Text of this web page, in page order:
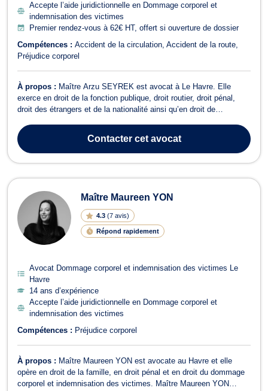
Accepte l’aide juridictionnelle en Dommage corporel et
indemnisation des victimes
Premier rendez-vous à 62€ HT, offert si ouverture de dossier
Compétences : Accident de la circulation Accident de la route
Préjudice corporel
À propos : Maître Arzu SEYREK est avocat à Le Havre. Elle
exerce en droit de la fonction publique, droit routier, droit pénal,
droit des étrangers et de la nationalité ainsi qu’en droit de
accompagne en droit de la fonction publique pour les questions
relatives à la gestio...Contactercet avocat
Maître Maureen YON
4.3 (7 avis)
Répond rapidement
Avocat Dommage corporel et indemnisation des victimes Le
Havre
14 ans d’expérience
Accepte l’aide juridictionnelle en Dommage corporel et
indemnisation des victimes
Compétences : Préjudice corporel
À propos : Maître Maureen YON est avocate au Havre et elle
opère en droit de la famille, en droit pénal et en droit du dommage
corporel et indemnisation des victimes. Maître Maureen YON